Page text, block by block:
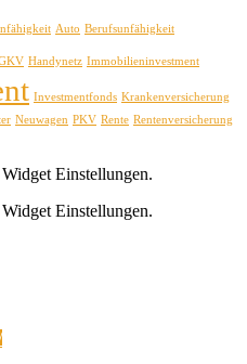
Auto Berufsunfähigkeit
Handynetz Immobilieninvestment
Investmentfonds Krankenversicherung
Neuwagen PKV Rente Rentenversicherung
Einstellungen.
Einstellungen.